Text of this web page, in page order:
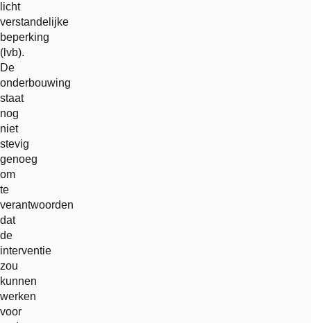
licht
verstandelijke
beperking
(lvb).
De
onderbouwing
staat
nog
niet
stevig
genoeg
om
te
verantwoorden
dat
de
interventie
zou
kunnen
werken
voor